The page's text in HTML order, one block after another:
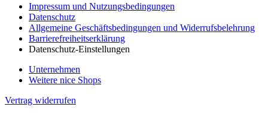
Impressum und Nutzungsbedingungen
Datenschutz
Allgemeine Geschäftsbedingungen und Widerrufsbelehrung
Barrierefreiheitserklärung
Datenschutz-Einstellungen
Unternehmen
Weitere nice Shops
Vertrag widerrufen